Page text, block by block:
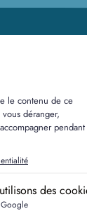
est le 1er